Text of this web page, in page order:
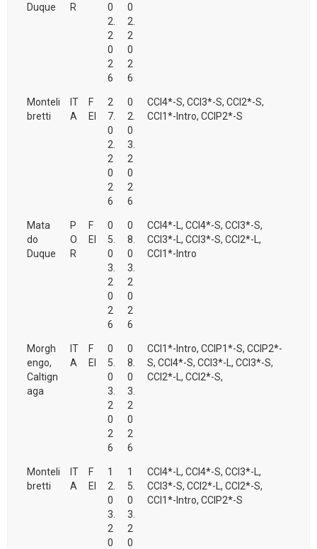
Duque
R
0
2.
2
0
2
6
0
2.
2
0
2
6
Monteli
bretti
IT
A
F
EI
2
7.
0
2.
2
0
2
6
0
2.
0
3.
2
0
2
6
CCI4*-S, CCI3*-S, CCI2*-S,
CCI1*-Intro, CCIP2*-S
Mata
do
Duque
P
O
R
F
EI
0
5.
0
3.
2
0
2
6
0
8.
0
3.
2
0
2
6
CCI4*-L, CCI4*-S, CCI3*-S,
CCI3*-L, CCI3*-S, CCI2*-L,
CCI1*-Intro
Morgh
engo,
Caltign
aga
IT
A
F
EI
0
5.
0
3.
2
0
2
6
0
8.
0
3.
2
0
2
6
CCI1*-Intro, CCIP1*-S, CCIP2*-
S, CCI4*-S, CCI3*-L, CCI3*-S,
CCI2*-L, CCI2*-S,
Monteli
bretti
IT
A
F
EI
1
2.
0
3.
2
0
1
5.
0
3.
2
0
CCI4*-L, CCI4*-S, CCI3*-L,
CCI3*-S, CCI2*-L, CCI2*-S,
CCI1*-Intro, CCIP2*-S